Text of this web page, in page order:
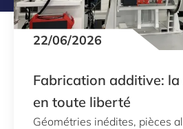
22/06/2026
Fabrication additive:
en toute liberté
Géométries inédites, pièces